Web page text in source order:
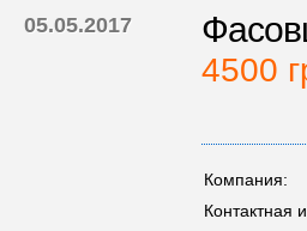
05.05.2017
4500
Компания:
Контактная